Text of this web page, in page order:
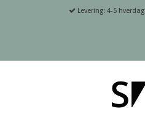
Levering: 4-5